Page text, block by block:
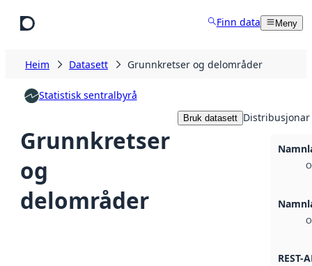
Finn data Meny
Heim Datasett Grunnkretser og delområder
Statistisk sentralbyrå
Grunnkretser
og
delområder
Bruk datasett Distribusjonar
REST-